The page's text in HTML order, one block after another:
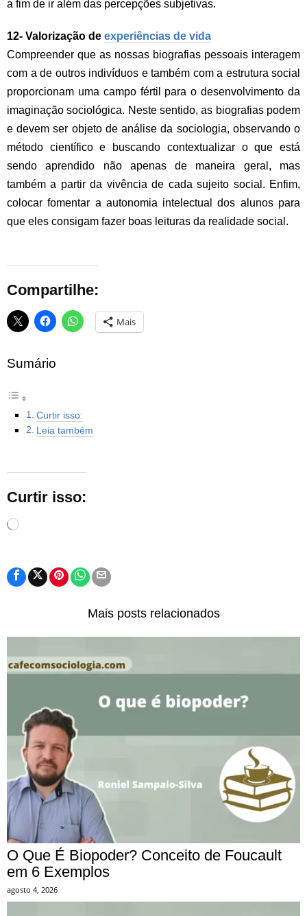
a fim de ir além das percepções subjetivas.
12- Valorização de experiências de vida
Compreender que as nossas biografias pessoais interagem
com a de outros indivíduos e também com a estrutura social
proporcionam uma campo fértil para o desenvolvimento da
imaginação sociológica. Neste sentido, as biografias podem
e devem ser objeto de análise da sociologia, observando o
método científico e buscando contextualizar o que está
sendo aprendido não apenas de maneira geral, mas
também a partir da vivência de cada sujeito social. Enfim,
colocar fomentar a autonomia intelectual dos alunos para
que eles consigam fazer boas leituras da realidade social.
Compartilhe:
Mais
Sumário
Curtir isso:
Leia também
Curtir isso:
Carregando...
Mais posts relacionados
O Que É Biopoder? Conceito de Foucault
em 6 Exemplos
agosto 4, 2026